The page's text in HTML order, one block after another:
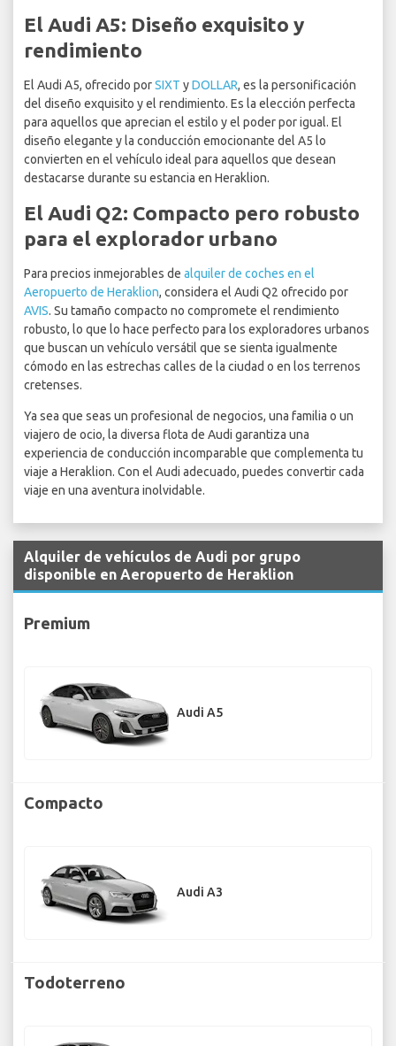
El Audi A5: Diseño exquisito y
rendimiento
El Audi A5, ofrecido porSIXT yDOLLAR, es la personificación
del diseño exquisito y el rendimiento. Es la elección perfecta
para aquellos que aprecian el estilo y el poder por igual. El
diseño elegante y la conducción emocionante del A5 lo
convierten en el vehículo ideal para aquellos que desean
destacarse durante su estancia en Heraklion.
El Audi Q2: Compacto pero robusto
para el explorador urbano
Para precios inmejorables de alquiler de coches en el
Aeropuerto de Heraklion, considera el Audi Q2 ofrecido por
AVIS. Su tamaño compacto no compromete el rendimiento
robusto, lo que lo hace perfecto para los exploradores urbanos
que buscan un vehículo versátil que se sienta igualmente
cómodo en las estrechas calles de la ciudad o en los terrenos
cretenses.
Ya sea que seas un profesional de negocios, una familia o un
viajero de ocio, la diversa flota de Audi garantiza una
experiencia de conducción incomparable que complementa tu
viaje a Heraklion. Con el Audi adecuado, puedes convertir cada
viaje en una aventura inolvidable.
Alquiler de vehículos de Audi por grupo
disponible en Aeropuerto de Heraklion
Premium
Audi A5
Compacto
Audi A3
Todoterreno